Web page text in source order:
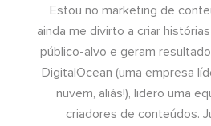
Estou no marketing de
ainda me divirto a criar
público-alvo e geram
DigitalOcean (uma empresa
nuvem, aliás!), lidero uma
criadores de conteúdos.